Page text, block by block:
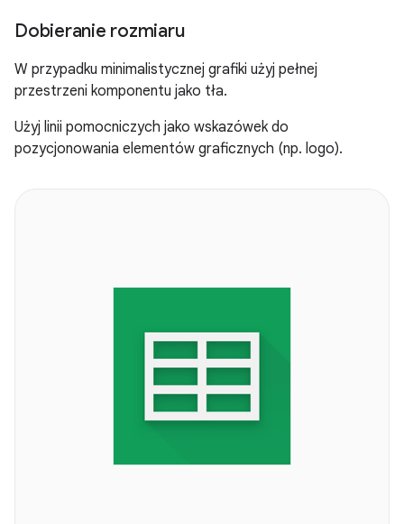
Dobieranie rozmiaru
W przypadku minimalistycznej grafiki użyj pełnej
przestrzeni komponentu jako tła.
Użyj linii pomocniczych jako wskazówek do
pozycjonowania elementów graficznych (np. logo).